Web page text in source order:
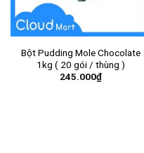
Bột Pudding Mole Chocolate
1kg ( 20 gói / thùng )
245.000₫